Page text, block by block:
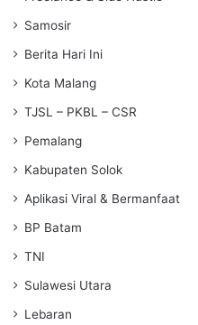
Samosir
Berita Hari Ini
Kota Malang
TJSL – PKBL – CSR
Pemalang
Kabupaten Solok
Aplikasi Viral & Bermanfaat
BP Batam
TNI
Sulawesi Utara
Lebaran